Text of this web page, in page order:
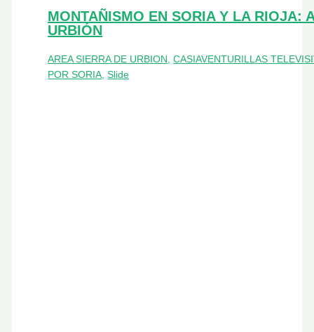
MONTAÑISMO EN SORIA Y LA RIOJA:
URBIÓN
AREA SIERRA DE URBION,CASIAVENTURILLAS
POR SORIA,Slide